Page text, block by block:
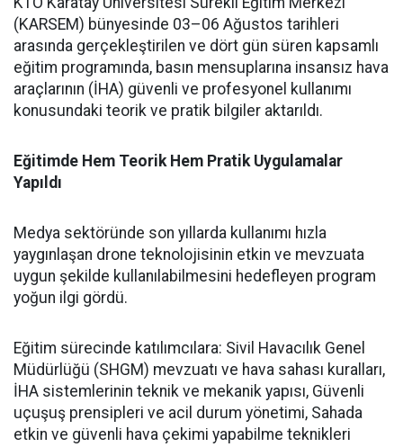
(KARSEM) bünyesinde 03–06 Ağustos tarihleri
arasında gerçekleştirilen ve dört gün süren kapsamlı
eğitim programında, basın mensuplarına insansız hava
araçlarının (İHA) güvenli ve profesyonel kullanımı
konusundaki teorik ve pratik bilgiler aktarıldı.
Eğitimde Hem Teorik Hem Pratik Uygulamalar
Yapıldı
Medya sektöründe son yıllarda kullanımı hızla
yaygınlaşan drone teknolojisinin etkin ve mevzuata
uygun şekilde kullanılabilmesini hedefleyen program
yoğun ilgi gördü.
Eğitim sürecinde katılımcılara: Sivil Havacılık Genel
Müdürlüğü (SHGM) mevzuatı ve hava sahası kuralları,
İHA sistemlerinin teknik ve mekanik yapısı, Güvenli
uçuşuş prensipleri ve acil durum yönetimi, Sahada
etkin ve güvenli hava çekimi yapabilme teknikleri